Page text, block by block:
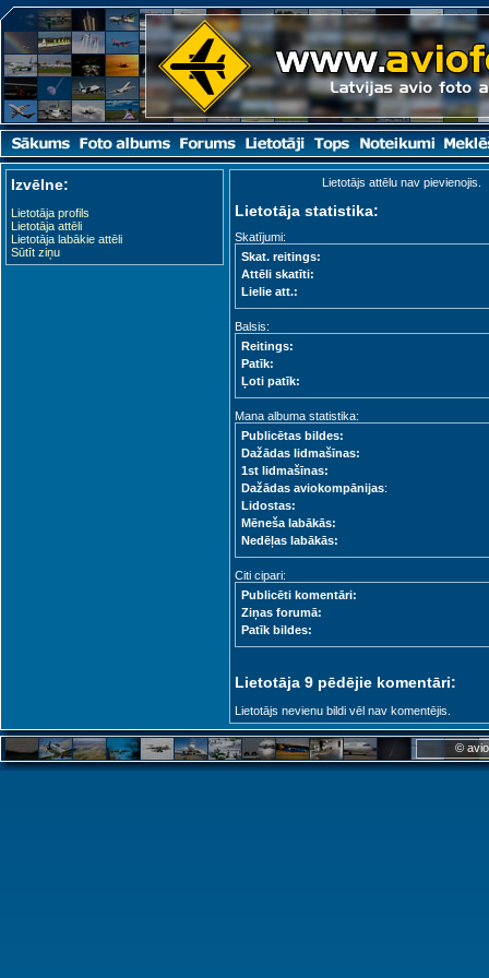
Izvēlne:
Lietotāja profils
Lietotāja attēli
Lietotāja labākie attēli
Sūtīt ziņu
Lietotājs attēlu nav pievienojis.
Lietotāja statistika:
Skatījumi:
Skat. reitings:
Attēli skatīti:
Lielie att.:
Balsis:
Reitings:
Patīk:
Ļoti patīk:
Mana albuma statistika:
Publicētas bildes:
Dažādas lidmašīnas:
1st lidmašīnas:
Dažādas aviokompānijas:
Lidostas:
Mēneša labākās:
Nedēļas labākās:
Citi cipari:
Publicēti komentāri:
Ziņas forumā:
Patīk bildes:
Lietotāja 9 pēdējie komentāri:
Lietotājs nevienu bildi vēl nav komentējis.
©